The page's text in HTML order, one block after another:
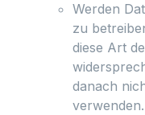
Werden
zu
diese Art
danach
verwenden.